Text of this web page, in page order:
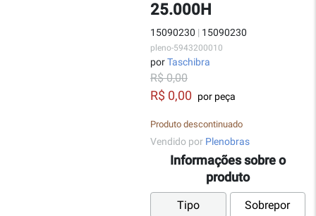
25.000H
15090230 | 15090230
pleno-5943200010
porTaschibra
R$ 0,00
R$ 0,00 por peça
Produto descontinuado
Vendido por Plenobras
Informações sobre o
produto
Tipo Sobrepor